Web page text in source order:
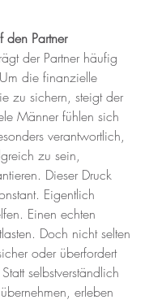
den Partner
der Partner häufig
die finanzielle
zu sichern, steigt der
Männer fühlen sich
verantwortlich,
zu sein,
Dieser Druck
Eigentlich
Einen echten
Doch nicht selten
oder überfordert
selbstverständlich
erleben